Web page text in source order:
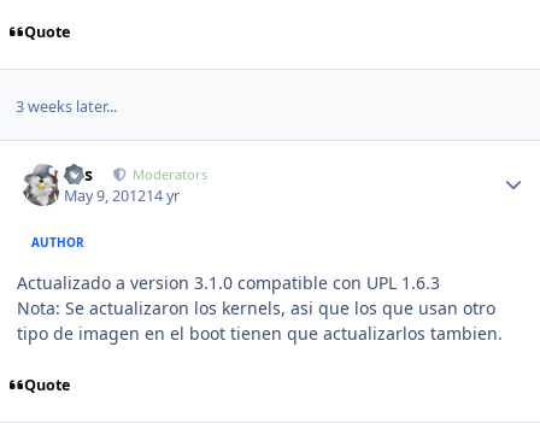
Quote
3 weeks later...
luis Moderators
May 9, 201214 yr
AUTHOR
Actualizado a version 3.1.0 compatible con UPL 1.6.3
Nota: Se actualizaron los kernels, asi que los que usan otro
tipo de imagen en el boot tienen que actualizarlos tambien.
Quote